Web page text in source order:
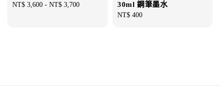
Regular
NT$ 3,600 - NT$ 3,700
30ml 鋼筆墨水
Regular
NT$ 400